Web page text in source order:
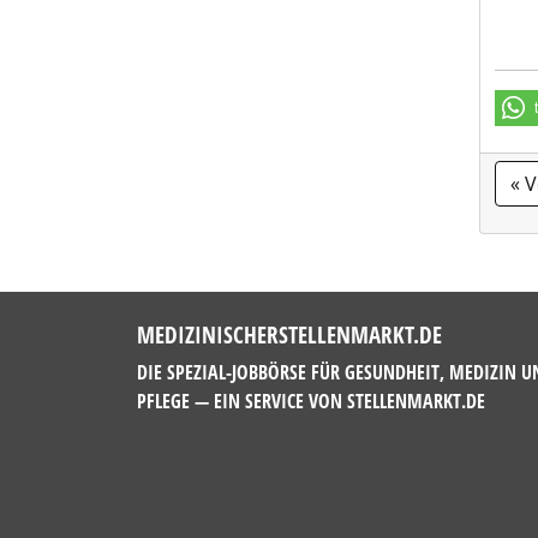
«
MEDIZINISCHERSTELLENMARKT.DE
DIE SPEZIAL-JOBBÖRSE FÜR GESUNDHEIT, MEDIZIN
PFLEGE — EIN SERVICE VON STELLENMARKT.DE